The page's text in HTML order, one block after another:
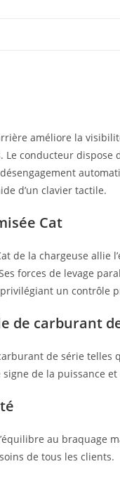
améliore la
Le conducteur
d’un clavier tactile.
Cat
de la chargeuse allie
forces de levage
un contrôle
de carburant
de série
de la puissance
au braquage
de tous les clients.